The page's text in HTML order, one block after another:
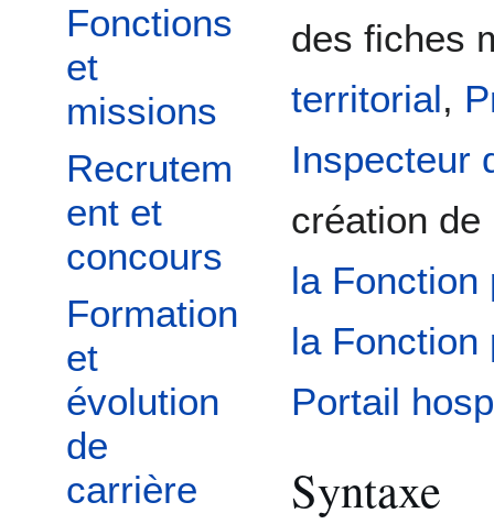
Fonctions
et
missions
Recrutem
ent et
concours
Formation
et
évolution
de
carrière
des fiches
territorial,
Inspecteur
création
la Fonction
la Fonction
Portail
Syntaxe